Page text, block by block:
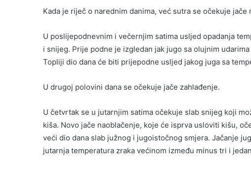
Kada je riječ o narednim danima, već sutra se očekuje
U poslijepodnevnim i večernjim satima usljed opadanja
i snijeg. Prije podne je izgledan jak jugo sa olujnim
Topliji dio dana će biti prijepodne usljed jakog juga sa
U drugoj polovini dana se očekuje jače zahlađenje.
U četvrtak se u jutarnjim satima očekuje slab snijeg koji
kiša. Novo jače naoblačenje, koje će isprva usloviti kišu,
veći dio dana slab južnog i jugoistočnog smjera. Jačanje
jutarnja temperatura zraka većinom između minus tri i